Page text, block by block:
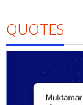
QUOTES